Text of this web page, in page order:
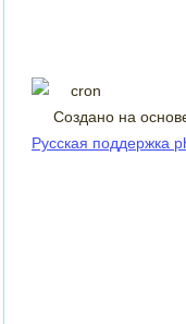
Создано на
Русская поддержка